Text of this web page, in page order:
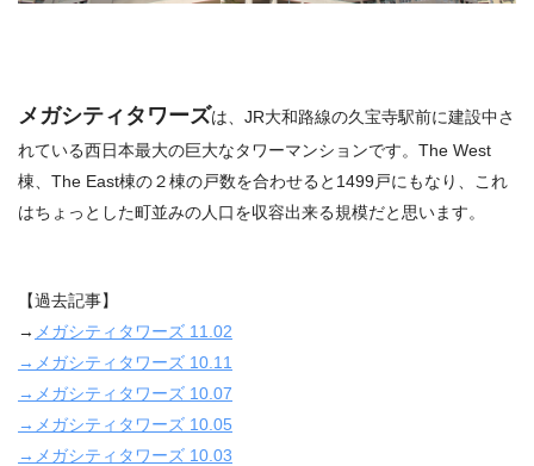
メガシティタワーズは、JR大和路線の久宝寺駅前に建設中さ
れている西日本最大の巨大なタワーマンションです。The West
棟、The East棟の２棟の戸数を合わせると1499戸にもなり、これ
はちょっとした町並みの人口を収容出来る規模だと思います。
【過去記事】
→ メガシティタワーズ 11.02
→メガシティタワーズ 10.11
→メガシティタワーズ 10.07
→メガシティタワーズ 10.05
→メガシティタワーズ 10.03